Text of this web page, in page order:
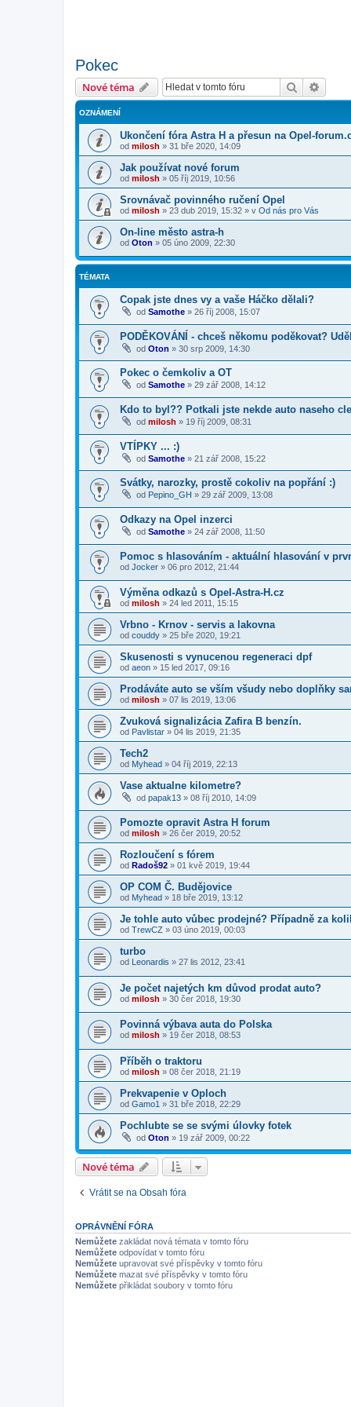
Pokec
Nové téma Hledat
OZNÁMENÍ
Ukončení fóra Astra H a přesun na Opel-
od milosh » 31 bře 2020, 14:09
Jak používat nové forum
od milosh » 05 říj 2019, 10:56
Srovnávač povinného ručení Opel
od milosh » 23 dub 2019, 15:32 » v Od nás pro Vás
On-line město astra-h
od Oton » 05 úno 2009, 22:30
TÉMATA
Copak jste dnes vy a vaše Háčko dělali?
od Samothe » 26 říj 2008, 15:07
PODĚKOVÁNÍ - chceš někomu poděkovat?
od Oton » 30 srp 2009, 14:30
Pokec o čemkoliv a OT
od Samothe » 29 zář 2008, 14:12
Kdo to byl?? Potkali jste nekde auto naseho
od milosh » 19 říj 2009, 08:31
VTÍPKY ... :)
od Samothe » 21 zář 2008, 15:22
Svátky, narozky, prostě cokoliv na popřání :)
od Pepino_GH » 29 zář 2009, 13:08
Odkazy na Opel inzerci
od Samothe » 24 zář 2008, 11:50
Pomoc s hlasováním - aktuální hlasování v
od Jocker » 06 pro 2012, 21:44
Výměna odkazů s Opel-Astra-H.cz
od milosh » 24 led 2011, 15:15
Vrbno - Krnov - servis a lakovna
od couddy » 25 bře 2020, 19:21
Skusenosti s vynucenou regeneraci dpf
od aeon » 15 led 2017, 09:16
Prodáváte auto se vším všudy nebo doplňky
od milosh » 07 lis 2019, 13:06
Zvuková signalizácia Zafira B benzín.
od Pavlistar » 04 lis 2019, 21:35
Tech2
od Myhead » 04 říj 2019, 22:13
Vase aktualne kilometre?
od papak13 » 08 říj 2010, 14:09
Pomozte opravit Astra H forum
od milosh » 26 čer 2019, 20:52
Rozloučení s fórem
od Radoš92 » 01 kvě 2019, 19:44
OP COM Č. Budějovice
od Myhead » 18 bře 2019, 13:12
Je tohle auto vůbec prodejné? Případně za
od TrewCZ » 03 úno 2019, 00:03
turbo
od Leonardis » 27 lis 2012, 23:41
Je počet najetých km důvod prodat auto?
od milosh » 30 čer 2018, 19:30
Povinná výbava auta do Polska
od milosh » 19 čer 2018, 08:53
Příběh o traktoru
od milosh » 08 čer 2018, 21:19
Prekvapenie v Oploch
od Gamo1 » 31 bře 2018, 22:29
Pochlubte se se svými úlovky fotek
od Oton » 19 zář 2009, 00:22
Nové téma
Vrátit se na Obsah fóra
OPRÁVNĚNÍ FÓRA
Nemůžete zakládat nová témata v tomto fóru
Nemůžete odpovídat v tomto fóru
Nemůžete upravovat své příspěvky v tomto fóru
Nemůžete mazat své příspěvky v tomto fóru
Nemůžete přikládat soubory v tomto fóru